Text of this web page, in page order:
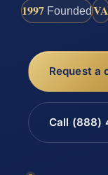
1997 FoundedVA
Request a
Call (888)